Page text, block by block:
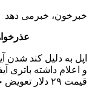
خبرخون، خبرمی دهد
اپل به دلیل کند شدن
قیمت ۲۹ دلار تعویض خواهند شد.